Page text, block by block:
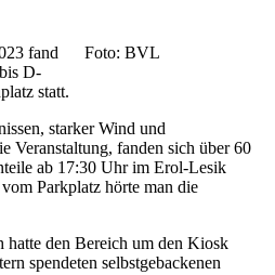
Foto: BVL
fand
D-
statt.
starker Wind und
Veranstaltung, fanden sich über 60
ab 17:30 Uhr im Erol-Lesik
Parkplatz hörte man die
hatte den Bereich um den Kiosk
spendeten selbstgebackenen